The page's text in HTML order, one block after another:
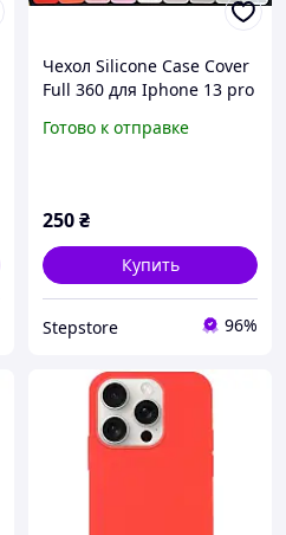
Чехол Silicone Case Cover
Full 360 для Iphone 13 pro
закрытым низом
Готово к отправке
250₴
Купить
Stepstore 96%